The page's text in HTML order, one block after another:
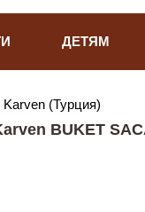
ДЕТЯМ
Karven (Турция)
BUKET